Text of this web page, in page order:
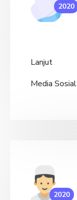
2020
Lanjut
Media Sosial
2020